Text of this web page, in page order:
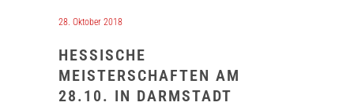
28. Oktober 2018
HESSISCHE
MEISTERSCHAFTEN AM
28.10. IN DARMSTADT